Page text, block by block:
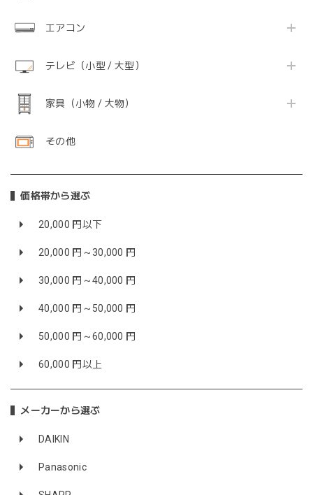
エアコン
テレビ（小型 / 大型）
家具（小物 / 大物）
その他
価格帯から選ぶ
20,000 円以下
20,000 円～30,000 円
30,000 円～40,000 円
40,000 円～50,000 円
50,000 円～60,000 円
60,000 円以上
メーカーから選ぶ
DAIKIN
Panasonic